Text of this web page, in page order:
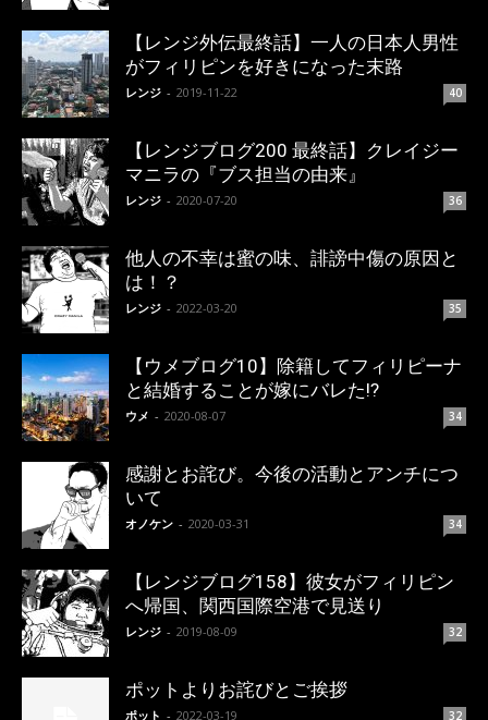
【レンジ外伝最終話】一人の日本人男性
がフィリピンを好きになった末路
レンジ - 2019-11-22 40
【レンジブログ200 最終話】クレイジー
マニラの『ブス担当の由来』
レンジ - 2020-07-20 36
他人の不幸は蜜の味、誹謗中傷の原因と
は！？
レンジ - 2022-03-20 35
【ウメブログ10】除籍してフィリピーナ
と結婚することが嫁にバレた!?
ウメ - 2020-08-07 34
感謝とお詫び。今後の活動とアンチにつ
いて
オノケン - 2020-03-31 34
【レンジブログ158】彼女がフィリピン
へ帰国、関西国際空港で見送り
レンジ - 2019-08-09 32
ポットよりお詫びとご挨拶
ポット - 2022-03-19 32